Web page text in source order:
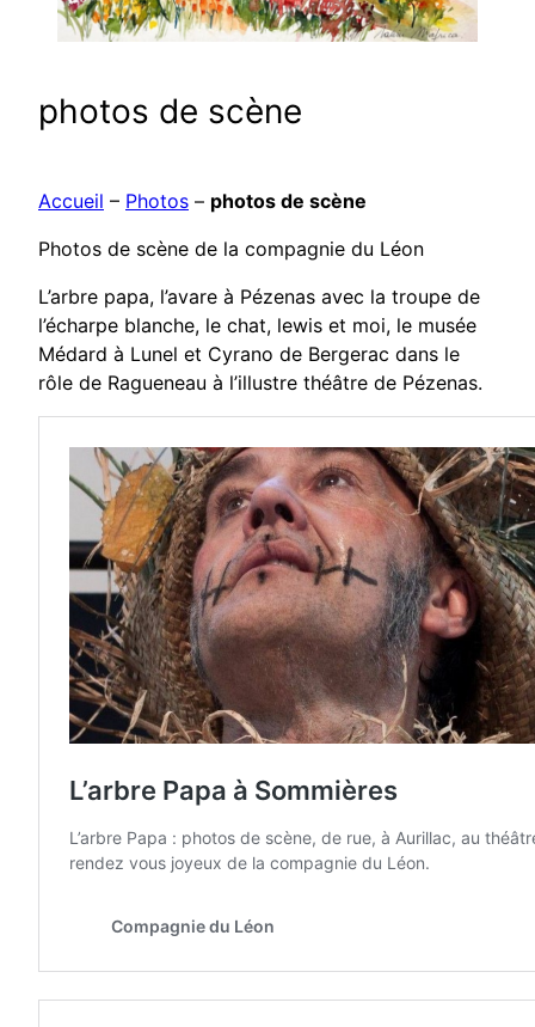
photos de scène
Accueil – Photos – photos de scène
Photos de scène de la compagnie du Léon
L’arbre papa, l’avare à Pézenas avec la troupe de
l’écharpe blanche, le chat, lewis et moi, le musée
Médard à Lunel et Cyrano de Bergerac dans le
rôle de Ragueneau à l’illustre théâtre de Pézenas.